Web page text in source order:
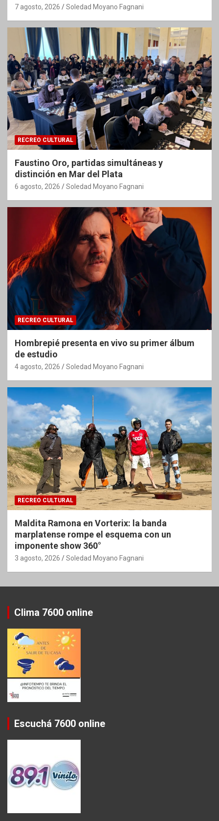
7 agosto, 2026 Soledad Moyano Fagnani
RECREO CULTURAL
Faustino Oro, partidas simultáneas y
distinción en Mar del Plata
6 agosto, 2026 Soledad Moyano Fagnani
RECREO CULTURAL
Hombrepié presenta en vivo su primer álbum
de estudio
4 agosto, 2026 Soledad Moyano Fagnani
RECREO CULTURAL
Maldita Ramona en Vorterix: la banda
marplatense rompe el esquema con un
imponente show 360°
3 agosto, 2026 Soledad Moyano Fagnani
Clima 7600 online
Escuchá 7600 online